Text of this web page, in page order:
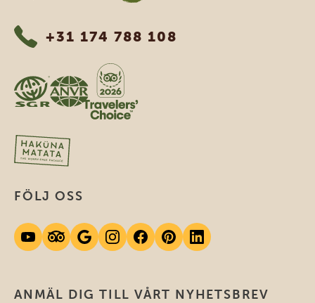
+31 174 788 108
ANMÄL DIG TILL VÅRT NYHETSBREV
FÖLJ OSS